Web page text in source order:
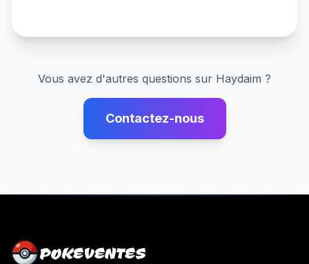
Vous avez d'autres questions sur Haydaim ?
Contactez-nous
POKEVENTES